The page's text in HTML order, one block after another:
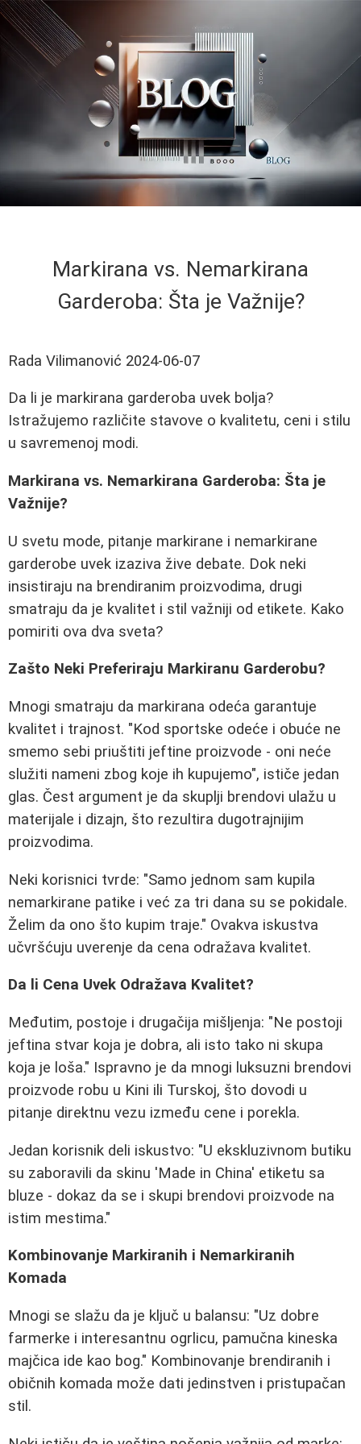
Markirana vs. Nemarkirana
Garderoba: Šta je Važnije?
Rada Vilimanović 2024-06-07
Da li je markirana garderoba uvek bolja?
Istražujemo različite stavove o kvalitetu, ceni i stilu
u savremenoj modi.
Markirana vs. Nemarkirana Garderoba: Šta je
Važnije?
U svetu mode, pitanje markirane i nemarkirane
garderobe uvek izaziva žive debate. Dok neki
insistiraju na brendiranim proizvodima, drugi
smatraju da je kvalitet i stil važniji od etikete. Kako
pomiriti ova dva sveta?
Zašto Neki Preferiraju Markiranu Garderobu?
Mnogi smatraju da markirana odeća garantuje
kvalitet i trajnost. "Kod sportske odeće i obuće ne
smemo sebi priuštiti jeftine proizvode - oni neće
služiti nameni zbog koje ih kupujemo", ističe jedan
glas. Čest argument je da skuplji brendovi ulažu u
materijale i dizajn, što rezultira dugotrajnijim
proizvodima.
Neki korisnici tvrde: "Samo jednom sam kupila
nemarkirane patike i već za tri dana su se pokidale.
Želim da ono što kupim traje." Ovakva iskustva
učvršćuju uverenje da cena odražava kvalitet.
Da li Cena Uvek Odražava Kvalitet?
Međutim, postoje i drugačija mišljenja: "Ne postoji
jeftina stvar koja je dobra, ali isto tako ni skupa
koja je loša." Ispravno je da mnogi luksuzni brendovi
proizvode robu u Kini ili Turskoj, što dovodi u
pitanje direktnu vezu između cene i porekla.
Jedan korisnik deli iskustvo: "U ekskluzivnom butiku
su zaboravili da skinu 'Made in China' etiketu sa
bluze - dokaz da se i skupi brendovi proizvode na
istim mestima."
Kombinovanje Markiranih i Nemarkiranih
Komada
Mnogi se slažu da je ključ u balansu: "Uz dobre
farmerke i interesantnu ogrlicu, pamučna kineska
majčica ide kao bog." Kombinovanje brendiranih i
običnih komada može dati jedinstven i pristupačan
stil.